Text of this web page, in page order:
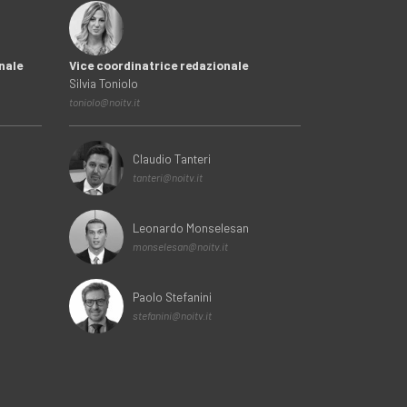
Vice coordinatrice redazionale
Silvia Toniolo
toniolo@noitv.it
Claudio Tanteri
tanteri@noitv.it
Leonardo Monselesan
monselesan@noitv.it
Paolo Stefanini
stefanini@noitv.it